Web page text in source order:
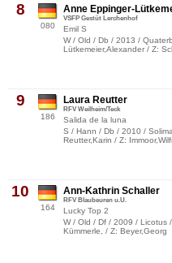
8
080
Anne Eppinger-
VSFP Gestüt Lerchenhof
Emil S
W / Old / Db / 2013 /
Lütkemeier,Alexander / Z:
9
186
Laura Reutter
RFV Weilheim/Teck
Salida de la luna
S / Hann / Db / 2010 /
Reutter,Karin / Z:
10
164
Ann-Kathrin Schaller
RFV Blaubeuren u.U.
Lucky Top 2
W / Old / Df / 2009 / Licotus
Kümmerle, / Z: Beyer,Georg